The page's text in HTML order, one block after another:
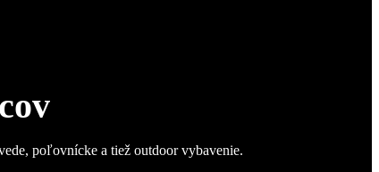
poľovnícke a tiež outdoor vybavenie.